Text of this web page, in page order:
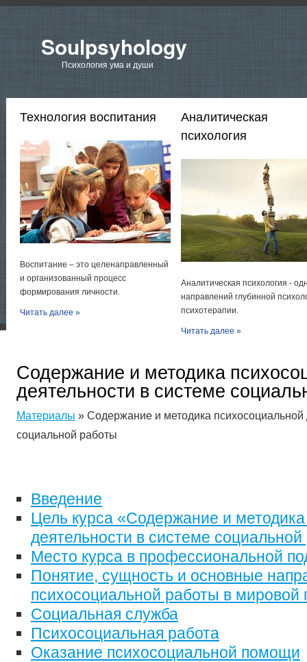
Soulpsyhology
Психология ума и души
Технология воспитания
Воспитание – это целенаправленный
и организованный процесс
формирования личности.
Читать далее »
Аналитическая
психология
Аналитическая психология -
направлений глубинной
психотерапии.
Читать далее »
Содержание и методика
деятельности в системе
Материалы » Содержание и методика психосоциальной
социальной работы
Введение
Цель курса «Содержание и
деятельности в системе
Место курса в профессиональной
Понятие, сущность и основные
психосоциальной работы в мировой
Социальная служба
Психосоциальная работа
Оказание психосоциальной помощи